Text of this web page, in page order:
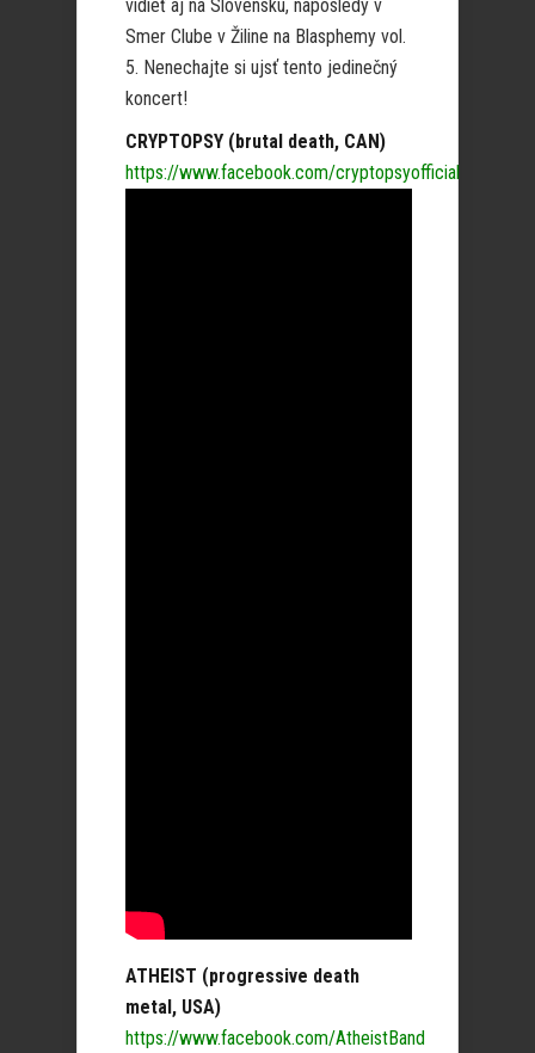
vidieť aj na Slovensku, naposledy v
Smer Clube v Žiline na Blasphemy vol.
5. Nenechajte si ujsť tento jedinečný
koncert!
CRYPTOPSY (brutal death, CAN)
https://www.facebook.com/cryptopsyofficial
ATHEIST (progressive death
metal, USA)
https://www.facebook.com/AtheistBand